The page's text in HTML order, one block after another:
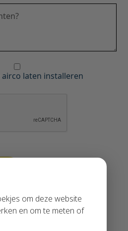
airco laten installeren
om deze website
en om te meten of